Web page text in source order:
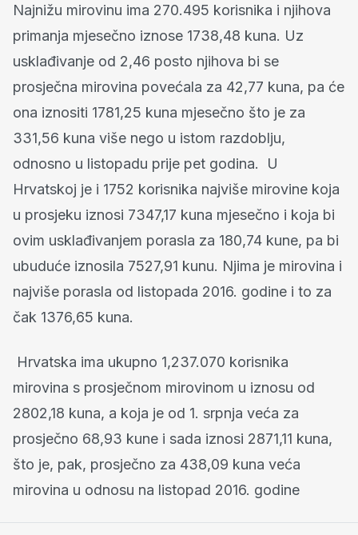
Najnižu mirovinu ima 270.495 korisnika i njihova
primanja mjesečno iznose 1738,48 kuna. Uz
usklađivanje od 2,46 posto njihova bi se
prosječna mirovina povećala za 42,77 kuna, pa će
ona iznositi 1781,25 kuna mjesečno što je za
331,56 kuna više nego u istom razdoblju,
odnosno u listopadu prije pet godina. U
Hrvatskoj je i 1752 korisnika najviše mirovine koja
u prosjeku iznosi 7347,17 kuna mjesečno i koja bi
ovim usklađivanjem porasla za 180,74 kune, pa bi
ubuduće iznosila 7527,91 kunu. Njima je mirovina i
najviše porasla od listopada 2016. godine i to za
čak 1376,65 kuna.
Hrvatska ima ukupno 1,237.070 korisnika
mirovina s prosječnom mirovinom u iznosu od
2802,18 kuna, a koja je od 1. srpnja veća za
prosječno 68,93 kune i sada iznosi 2871,11 kuna,
što je, pak, prosječno za 438,09 kuna veća
mirovina u odnosu na listopad 2016. godine